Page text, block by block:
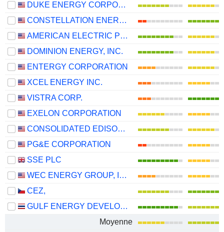
DUKE ENERGY CORPORATION
CONSTELLATION ENERGY CORPORATION
AMERICAN ELECTRIC POWER COMPANY, INC.
DOMINION ENERGY, INC.
ENTERGY CORPORATION
XCEL ENERGY INC.
VISTRA CORP.
EXELON CORPORATION
CONSOLIDATED EDISON, INC.
PG&E CORPORATION
SSE PLC
WEC ENERGY GROUP, INC.
CEZ,
GULF ENERGY DEVELOPMENT
Moyenne